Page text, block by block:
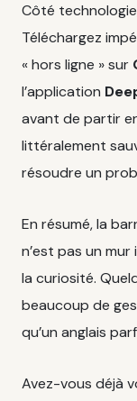
Côté
Téléchargez
« hors ligne » sur
l’application
avant de partir
littéralement
résoudre un
En résumé, la
n’est pas un
la curiosité.
beaucoup de
qu’un anglais
Avez-vous déjà